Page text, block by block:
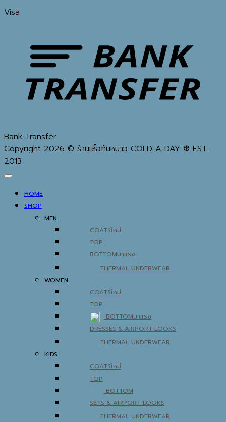
Visa
Bank Transfer
Copyright 2026 © ร้านเสื้อกันหนาว COLD A DAY ❆ EST.
2013
HOME
SHOP
MEN
COATS
TOP
BOTTOM
THERMAL UNDERWEAR
WOMEN
COATS
TOP
BOTTOM
DRESSES & AIRPORT LOOKS
THERMAL UNDERWEAR
KIDS
COATS
TOP
BOTTOM
SETS & AIRPORT LOOKS
THERMAL UNDERWEAR